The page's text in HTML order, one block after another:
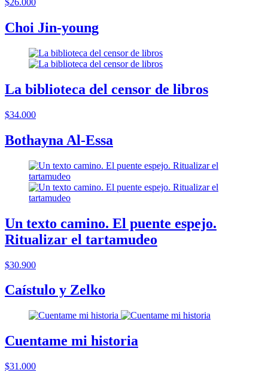
$26.000
Choi Jin-young
La biblioteca del censor de libros
$34.000
Bothayna Al-Essa
Un texto camino. El puente espejo.
Ritualizar el tartamudeo
$30.900
Caístulo y Zelko
Cuentame mi historia
$31.000